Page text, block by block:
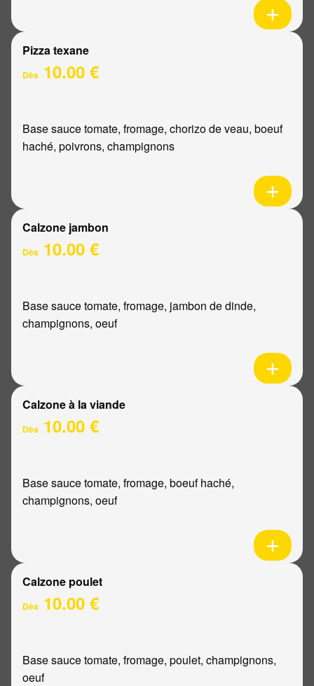
Pizza texane
Dès 10.00 €
Base sauce tomate, fromage, chorizo de veau, boeuf
haché, poivrons, champignons
Calzone jambon
Dès 10.00 €
Base sauce tomate, fromage, jambon de dinde,
champignons, oeuf
Calzone à la viande
Dès 10.00 €
Base sauce tomate, fromage, boeuf haché,
champignons, oeuf
Calzone poulet
Dès 10.00 €
Base sauce tomate, fromage, poulet, champignons,
oeuf